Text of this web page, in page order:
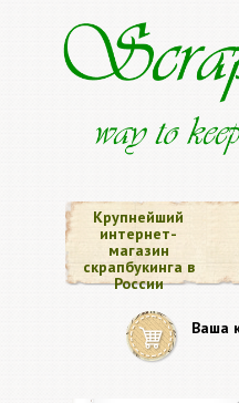
Крупнейший
интернет-
магазин
скрапбукинга в
России
Ваша